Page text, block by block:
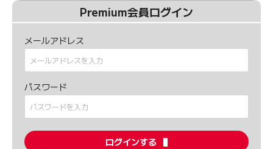
Premium会員ログイン
メールアドレス
パスワード
ログインする